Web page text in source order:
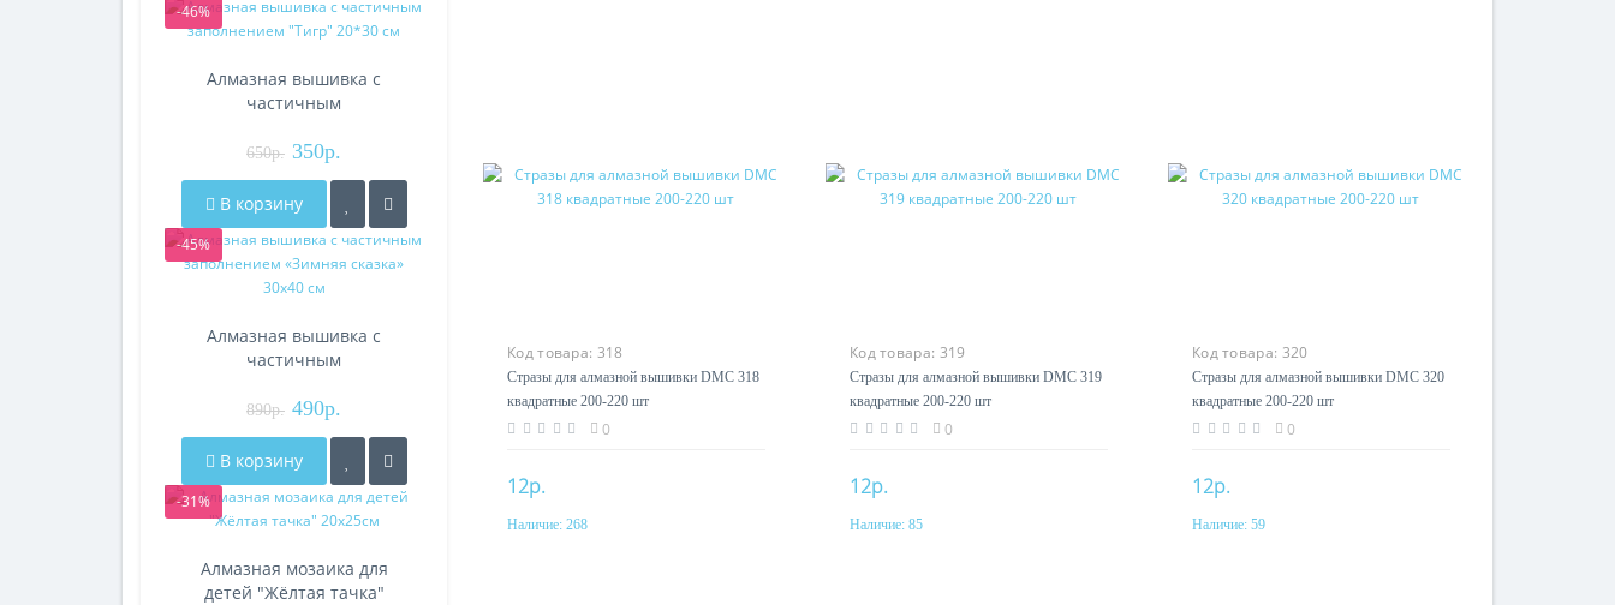
-46%
Алмазная вышивка с
частичным
20*30 см
650р. 350р.
В корзину
-45%
Алмазная вышивка с
частичным
сказка» 30х40 см
890р. 490р.
В корзину
-31%
Алмазная мозаика для
детей "Жёлтая тачка"
Код товара: 318
Стразы для алмазной вышивки DMC 318
квадратные 200-220 шт
0
12р.
Купить
Наличие: 268
Код товара: 319
Стразы для алмазной вышивки DMC 319
квадратные 200-220 шт
0
12р.
Купить
Наличие: 85
Код товара: 320
Стразы для алмазной вышивки DMC 320
квадратные 200-220 шт
0
12р.
Купить
Наличие: 59